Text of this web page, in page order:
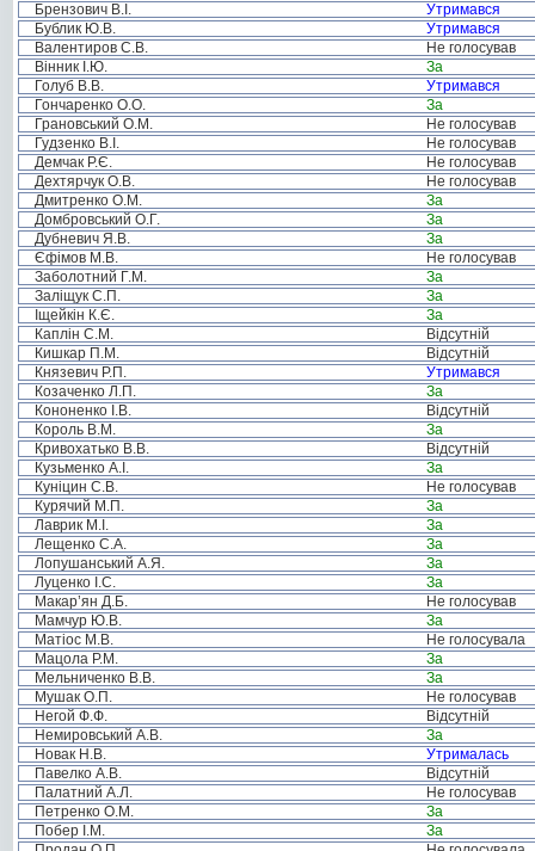
Брензович В.І.
Утримався
Бублик Ю.В.
Утримався
Валентиров С.В.
Не голосував
Вінник І.Ю.
За
Голуб В.В.
Утримався
Гончаренко О.О.
За
Грановський О.М.
Не голосував
Гудзенко В.І.
Не голосував
Демчак Р.Є.
Не голосував
Дехтярчук О.В.
Не голосував
Дмитренко О.М.
За
Домбровський О.Г.
За
Дубневич Я.В.
За
Єфімов М.В.
Не голосував
Заболотний Г.М.
За
Заліщук С.П.
За
Іщейкін К.Є.
За
Каплін С.М.
Відсутній
Кишкар П.М.
Відсутній
Князевич Р.П.
Утримався
Козаченко Л.П.
За
Кононенко І.В.
Відсутній
Король В.М.
За
Кривохатько В.В.
Відсутній
Кузьменко А.І.
За
Куніцин С.В.
Не голосував
Курячий М.П.
За
Лаврик М.І.
За
Лещенко С.А.
За
Лопушанський А.Я.
За
Луценко І.С.
За
Макар’ян Д.Б.
Не голосував
Мамчур Ю.В.
За
Матіос М.В.
Не голосувала
Мацола Р.М.
За
Мельниченко В.В.
За
Мушак О.П.
Не голосував
Негой Ф.Ф.
Відсутній
Немировський А.В.
За
Новак Н.В.
Утрималась
Павелко А.В.
Відсутній
Палатний А.Л.
Не голосував
Петренко О.М.
За
Побер І.М.
За